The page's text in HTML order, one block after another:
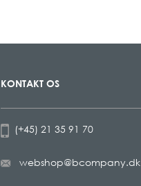
KONTAKT OS
(+45) 21 35 91 70
webshop@bcompany.dk